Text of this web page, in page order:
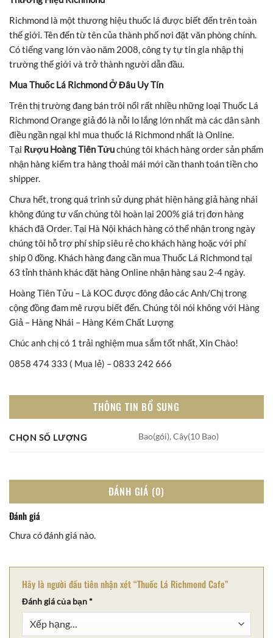
Richmond là một thương hiệu thuốc lá được biết đến trên toàn
thế giới. Tên đến từ tên của thành phố nơi đặt văn phòng chính.
Có tiếng vang lớn vào năm 2008, công ty tự tin gia nhập thị
trường thế giới và trở thành người dẫn đầu.
Mua Thuốc Lá Richmond Ở Đâu Uy Tín
Trên thị trường đang bán trôi nổi rất nhiều những loại Thuốc Lá
Richmond Orange giả đó là nỗi lo lắng lớn nhất mà các dân sành
điều ngần ngại khi mua thuốc lá Richmond nhất là Online.
Tại Rượu Hoàng Tiên Tửuchúng tôi khách hàng order sản phẩm
nhận hàng kiểm tra hàng thoải mái mới cần thanh toán tiền cho
shipper.
Chưa hết, trong quá trình sử dụng phát hiện hàng giả hàng nhái
không đúng tư vấn chúng tôi hoàn lại 200% giá trị đơn hàng
khách đã Order. Tại Hà Nội khách hàng có thể nhận trong ngày
chúng tôi hỗ trợ phí ship siêu rẻ cho khách hàng hoặc với phí
ship 0 đồng. Khách hàng đang cần mua Thuốc Lá Richmond tại
63 tỉnh thành khác đặt hàng Online nhận hàng sau 2-4 ngày.
Hoàng Tiên Tửu – Là KOC được đông đảo các Anh/Chị trong
cộng đồng đam mê rượu biết đến. Chúng tôi nói không với Hàng
Giả – Hàng Nhái – Hàng Kém Chất Lượng
Chúc anh chị có 1 trải nghiệm mua sắm tốt nhất, Xin Chào!
0858 474 333 ( Mua lẻ) – 0833 242 666
THÔNG TIN BỔ SUNG
CHỌN SỐ LƯỢNG Bao(gói), Cây(10 Bao)
ĐÁNH GIÁ (0)
Đánh giá
Chưa có đánh giá nào.
Hãy là người đầu tiên nhận xét “Thuốc Lá Richmond Cafe”
Đánh giá của bạn*